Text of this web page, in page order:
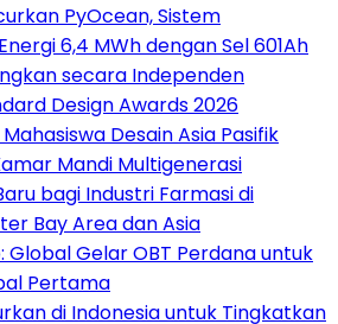
PyOcean, Sistem
6,4 MWh dengan Sel 601Ah
secara Independen
Design Awards 2026
Desain Asia Pasifik
Mandi Multigenerasi
bagi Industri Farmasi di
Bay Area dan Asia
Global Gelar OBT Perdana untuk
Pertama
di Indonesia untuk Tingkatkan